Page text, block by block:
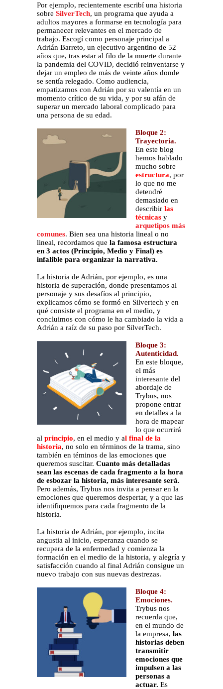
Por ejemplo, recientemente escribí una historia
sobre SilverTech, un programa que ayuda a
adultos mayores a formarse en tecnología para
permanecer relevantes en el mercado de
trabajo. Escogí como personaje principal a
Adrián Barreto, un ejecutivo argentino de 52
años que, tras estar al filo de la muerte durante
la pandemia del COVID, decidió reinventarse y
dejar un empleo de más de veinte años donde
se sentía relegado. Como audiencia,
empatizamos con Adrián por su valentía en un
momento crítico de su vida, y por su afán de
superar un mercado laboral complicado para
una persona de su edad.
Bloque 2:
Trayectoria.
En este blog
hemos hablado
mucho sobre
estructura, por
lo que no me
detendré
demasiado en
describir las
técnicas y
arquetipos más
comunes. Bien sea una historia lineal o no
lineal, recordamos que la famosa estructura
en 3 actos (Principio, Medio y Final) es
infalible para organizar la narrativa.
La historia de Adrián, por ejemplo, es una
historia de superación, donde presentamos al
personaje y sus desafíos al principio,
explicamos cómo se formó en Silvertech y en
qué consiste el programa en el medio, y
concluimos con cómo le ha cambiado la vida a
Adrián a raíz de su paso por SilverTech.
Bloque 3:
Autenticidad.
En este bloque,
el más
interesante del
abordaje de
Trybus, nos
propone entrar
en detalles a la
hora de mapear
lo que ocurrirá
al principio, en el medio y al final de la
historia, no solo en términos de la trama, sino
también en téminos de las emociones que
queremos suscitar. Cuanto más detalladas
sean las escenas de cada fragmento a la hora
de esbozar la historia, más interesante será.
Pero además, Trybus nos invita a pensar en la
emociones que queremos despertar, y a que las
identifiquemos para cada fragmento de la
historia.
La historia de Adrián, por ejemplo, incita
angustia al inicio, esperanza cuando se
recupera de la enfermedad y comienza la
formación en el medio de la historia, y alegría y
satisfacción cuando al final Adrián consigue un
nuevo trabajo con sus nuevas destrezas.
Bloque 4:
Emociones.
Trybus nos
recuerda que,
en el mundo de
la empresa, las
historias deben
transmitir
emociones que
impulsen a las
personas a
actuar. Es